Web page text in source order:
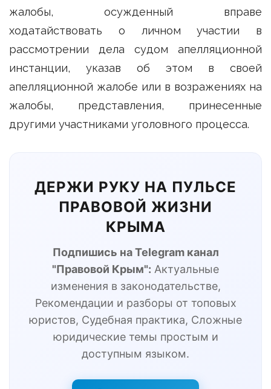
жалобы, осужденный вправе
ходатайствовать о личном участии в
рассмотрении дела судом апелляционной
инстанции, указав об этом в своей
апелляционной жалобе или в возражениях на
жалобы, представления, принесенные
другими участниками уголовного процесса.
ДЕРЖИ РУКУ НА ПУЛЬСЕ
ПРАВОВОЙ ЖИЗНИ
КРЫМА
Подпишись на Telegram канал
"Правовой Крым": Актуальные
изменения в законодательстве,
Рекомендации и разборы от топовых
юристов, Судебная практика, Сложные
юридические темы простым и
доступным языком.